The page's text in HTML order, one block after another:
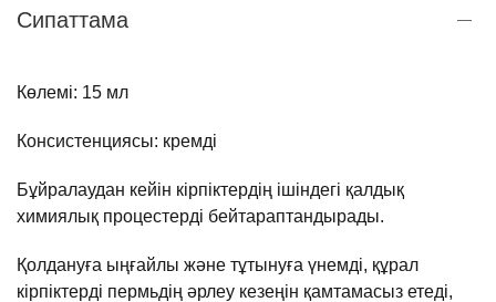
Сипаттама
Көлемі: 15 мл
Консистенциясы: кремді
Бұйралаудан кейін кірпіктердің ішіндегі қалдық
химиялық процестерді бейтараптандырады.
Қолдануға ыңғайлы және тұтынуға үнемді, құрал
кірпіктерді пермьдің әрлеу кезеңін қамтамасыз етеді,